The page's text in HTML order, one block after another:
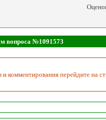
вопроса №1091573
и комментирования перейдите на